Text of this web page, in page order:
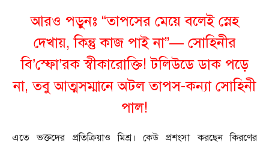
আরও পড়ুনঃ “তাপসের মেয়ে বলেই স্নেহ
দেখায়, কিন্তু কাজ পাই না”— সোহিনীর
বি’স্ফো’রক স্বীকারোক্তি! টলিউডে ডাক পড়ে
না, তবু আত্মসম্মানে অটল তাপস-কন্যা সোহিনী
পাল!
এতে ভক্তদের প্রতিক্রিয়াও মিশ্র। কেউ প্রশংসা করছেন কিরণের